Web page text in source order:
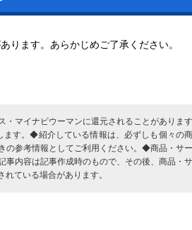
ます。あらかじめご了承ください。
・マイナビウーマンに還元されることがありま
ます。◆紹介している情報は、必ずしも個々の
の参考情報としてご利用ください。◆商品・サ
内容は記事作成時のもので、その後、商品・
ている場合があります。